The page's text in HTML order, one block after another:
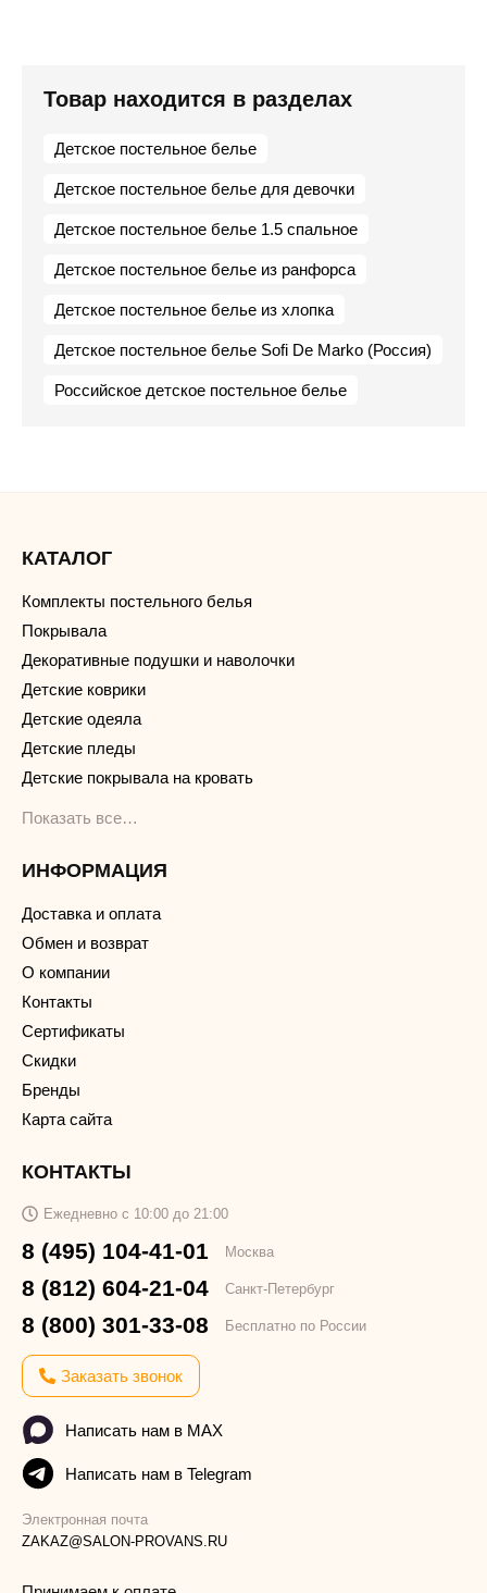
Товар находится в разделах
Детское постельное белье
Детское постельное белье для девочки
Детское постельное белье 1.5 спальное
Детское постельное белье из ранфорса
Детское постельное белье из хлопка
Детское постельное белье Sofi De Marko (Россия)
Российское детское постельное белье
КАТАЛОГ
Комплекты постельного белья
Покрывала
Декоративные подушки и наволочки
Детские коврики
Детские одеяла
Детские пледы
Детские покрывала на кровать
Показать все…
ИНФОРМАЦИЯ
Доставка и оплата
Обмен и возврат
О компании
Контакты
Сертификаты
Скидки
Бренды
Карта сайта
КОНТАКТЫ
Ежедневно с 10:00 до 21:00
8 (495) 104-41-01 Москва
8 (812) 604-21-04 Санкт-Петербург
8 (800) 301-33-08 Бесплатно по России
Заказать звонок
Написать нам в MAX
Написать нам в Telegram
Электронная почта
ZAKAZ@SALON-PROVANS.RU